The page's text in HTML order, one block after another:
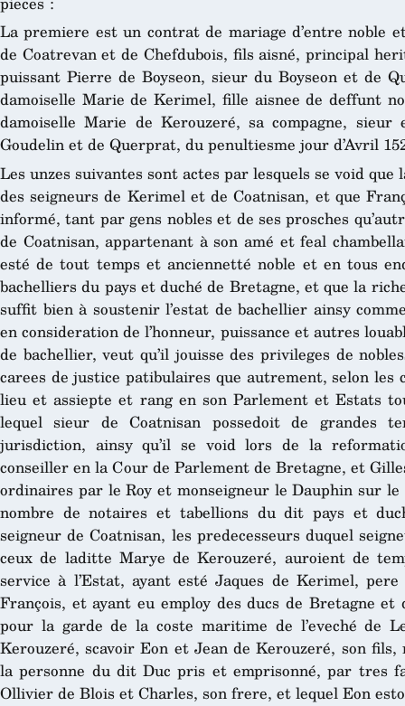
La premiere est un contrat de mariage d’entre noble
de Coatrevan et de Chefdubois, fils aisné, principal
puissant Pierre de Boyseon, sieur du Boyseon et de
damoiselle Marie de Kerimel, fille aisnee de deffunt
damoiselle Marie de Kerouzeré, sa compagne,
Goudelin et de Querprat, du penultiesme jour d’Avril
Les unzes suivantes sont actes par lesquels se void
des seigneurs de Kerimel et de Coatnisan, et que
informé, tant par gens nobles et de ses prosches
de Coatnisan, appartenant à son amé et feal
esté de tout temps et anciennetté noble et en tous
bachelliers du pays et duché de Bretagne, et que la
suffit bien à soustenir l’estat de bachellier ainsy
en consideration de l’honneur, puissance et autres
de bachellier, veut qu’il jouisse des privileges de
carees de justice patibulaires que autrement, selon les
lieu et assiepte et rang en son Parlement et Estats
lequel sieur de Coatnisan possedoit de grandes
jurisdiction, ainsy qu’il se void lors de la
conseiller en la Cour de Parlement de Bretagne, et
ordinaires par le Roy et monseigneur le Dauphin sur
nombre de notaires et tabellions du dit pays et
seigneur de Coatnisan, les predecesseurs duquel
ceux de laditte Marye de Kerouzeré, auroient de
service à l’Estat, ayant esté Jaques de Kerimel,
François, et ayant eu employ des ducs de Bretagne
pour la garde de la coste maritime de l’eveché de
Kerouzeré, scavoir Eon et Jean de Kerouzeré, son
la personne du dit Duc pris et emprisonné, par tres
Ollivier de Blois et Charles, son frere, et lequel Eon